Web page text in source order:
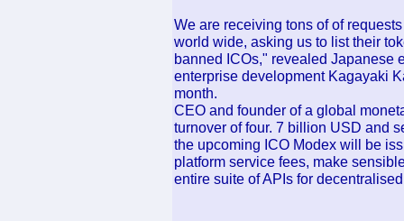
We are receiving tons of of
world wide, asking us to list their
banned ICOs," revealed Japanese
enterprise development Kagayaki
month.
CEO and founder of a global
turnover of four. 7 billion USD and
the upcoming ICO Modex will be
platform service fees, make
entire suite of APIs for